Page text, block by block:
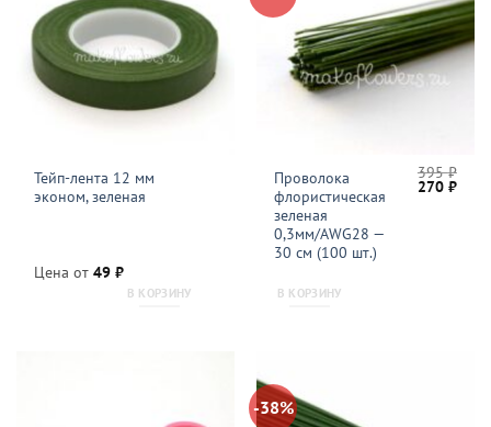
Тейп-лента 12 мм
эконом, зеленая
Цена от49₽
В КОРЗИНУ
Проволока
флористическая
зеленая
0,3мм/AWG28 —
30 см (100 шт.)
395₽
270 ₽
В КОРЗИНУ
-38%